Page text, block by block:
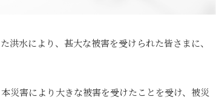
洪水により、甚大な被害を受けられた皆さまに、
災害により大きな被害を受けたことを受け、被災